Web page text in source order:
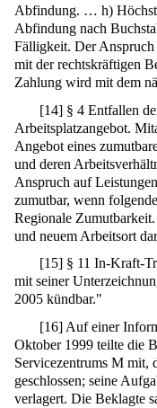
Abfindung. … h)
Abfindung nach
Fälligkeit. Der Anspruch
mit der rechtskräftigen
Zahlung wird mit dem
[14] § 4 Entfallen
Arbeitsplatzangebot.
Angebot eines
und deren
Anspruch auf
zumutbar, wenn
Regionale
und neuem Arbeitsort
[15] § 11 In-Kraft-
mit seiner
2005 kündbar."
[16] Auf einer
Oktober 1999 teilte die
Servicezentrums M mit,
geschlossen; seine
verlagert. Die Beklagte